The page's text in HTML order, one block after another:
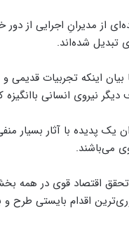
مدیرانِ اجرایی از دور
تبدیل شده‌اند.
تجربیات قدیمی و
نیروی انسانی باانگیزه
یک پدیده با آثار
می‌باشند.
اقتصاد قوی در همه
اقدام بایستی طرح